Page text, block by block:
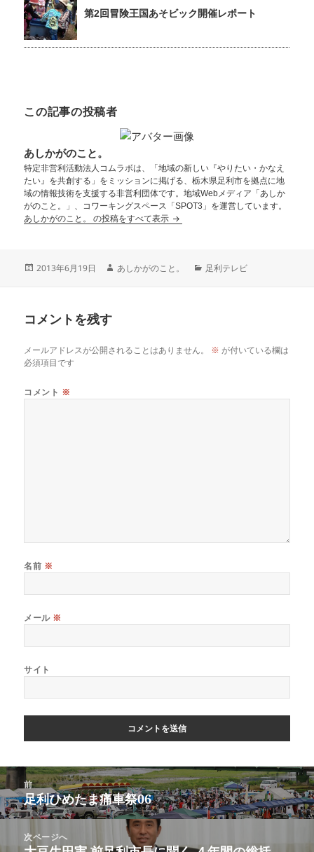
第2回冒険王国あそビック開催レポート
この記事の投稿者
あしかがのこと。
特定非営利活動法人コムラボは、「地域の新しい『やりたい・かなえ
たい』を共創する」をミッションに掲げる、栃木県足利市を拠点に地
域の情報技術を支援する非営利団体です。地域Webメディア「あしか
がのこと。」、コワーキングスペース「SPOT3」を運営しています。
あしかがのこと。 の投稿をすべて表示
2013年6月19日 あしかがのこと。 足利テレビ
コメントを残す
メールアドレスが公開されることはありません。 ※ が付いている欄は
必須項目です
コメント ※
名前 ※
メール ※
サイト
前
足利ひめたま痛車祭06
次ページへ